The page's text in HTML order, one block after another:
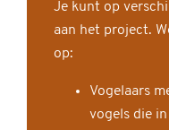
Je kunt op
aan het project.
op:
Vogelaars
vogels die